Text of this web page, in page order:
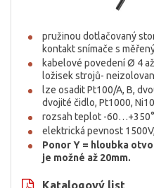
pružinou dotlačovaný
kontakt snímače s
kabelové povedení Ø 4
ložisek strojů-
lze osadit Pt100/A, B,
dvojité čidlo, Pt1000,
rozsah teplot -
elektrická pevnost
Ponor Y = hloubka
je možné až 20mm.
Katalogový list